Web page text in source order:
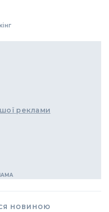
реклами
НОВИНОЮ